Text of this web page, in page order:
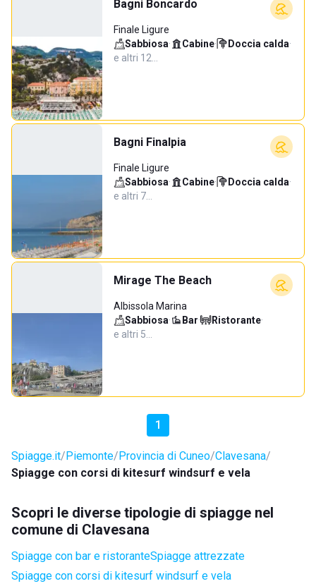
Bagni Boncardo
Finale Ligure
Sabbiosa· Cabine· Doccia calda·
e altri 12…
Bagni Finalpia
Finale Ligure
Sabbiosa· Cabine· Doccia calda·
e altri 7…
Mirage The Beach
Albissola Marina
Sabbiosa· Bar· Ristorante·
e altri 5…
1
Spiagge.it Piemonte Provincia di Cuneo Clavesana
Spiagge con corsi di kitesurf windsurf e vela
Scopri le diverse tipologie di spiagge nel
comune di Clavesana
Spiagge con bar e ristoranteSpiagge attrezzate
Spiagge con corsi di kitesurf windsurf e vela